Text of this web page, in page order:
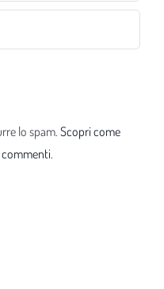
lo spam. Scopri come
commenti.